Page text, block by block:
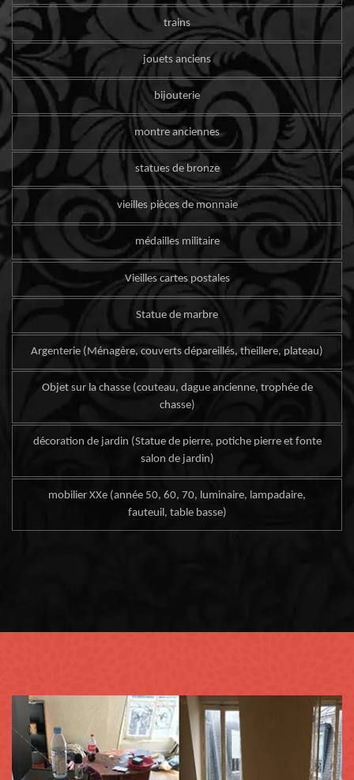
trains
jouets anciens
bijouterie
montre anciennes
statues de bronze
vieilles pièces de monnaie
médailles militaire
Vieilles cartes postales
Statue de marbre
Argenterie (Ménagère, couverts dépareillés, theillere, plateau)
Objet sur la chasse (couteau, dague ancienne, trophée de
chasse)
décoration de jardin (Statue de pierre, potiche pierre et fonte
salon de jardin)
mobilier XXe (année 50, 60, 70, luminaire, lampadaire,
fauteuil, table basse)